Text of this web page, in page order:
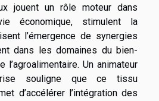
jouent un rôle moteur dans
économique, stimulent la
l’émergence de synergies
dans les domaines du bien-
Un animateur
souligne que ce tissu
d’accélérer l’intégration des